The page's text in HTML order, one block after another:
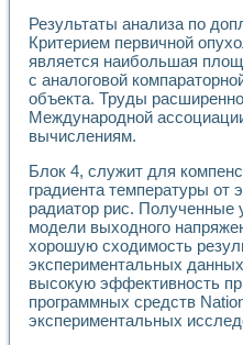
Лабораторный
Лабораторный
Лабораторный
Опыт
Применение
Создание
Устройство для
Лабораторный
Стенд для
Система
Автоматизация
Модельно-
Использование
Учебный
Результаты анализа по
Критерием первичной
является наибольшая
с аналоговой
объекта. Труды
Международной
вычислениям.
Блок 4, служит для
градиента температуры от
радиатор рис. Полученные
модели выходного
хорошую сходимость
экспериментальных
высокую эффективность
программных средств
экспериментальных